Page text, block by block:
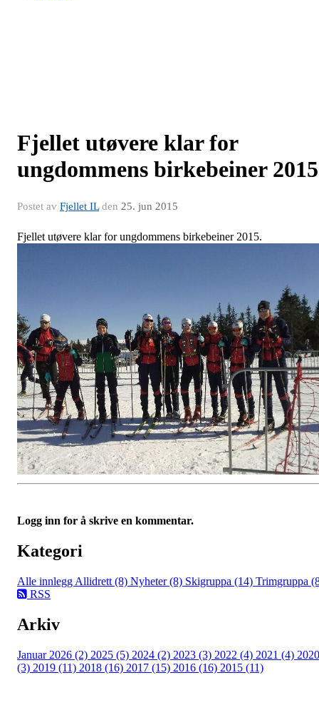
Fjellet utøvere klar for
ungdommens birkebeiner
Postet av Fjellet ILden 25. jun 2015
Fjellet utøvere klar for ungdommens birkebeiner 2015.
Logg inn for å skrive en kommentar.
Kategori
Alle innlegg Allidrett (8) Nyheter (8) Skigruppa (14) Trimgruppa
RSS
Arkiv
Januar 2026 (2) 2025 (5) 2024 (2) 2023 (3) 2022 (4) 2021 (4) 2020
(3) 2019 (11) 2018 (16) 2017 (15) 2016 (16) 2015 (11)